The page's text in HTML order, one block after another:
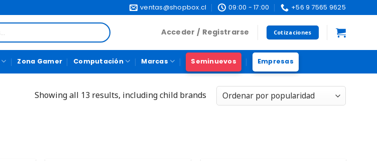
ventas@shopbox.cl 09:00 - 17:00 +56 9 7565 9625
Acceder / Registrarse Cotizaciones
Zona Gamer Computación Marcas Seminuevos Empresas
Showing all 13 results, including child brands